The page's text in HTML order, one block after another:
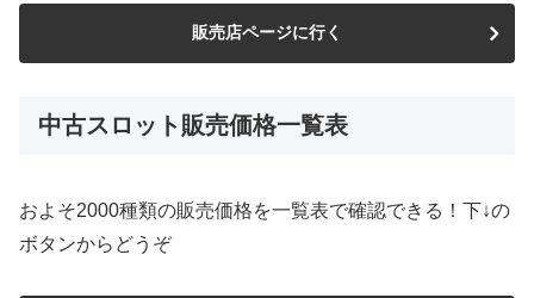
販売店ページに行く
中古スロット販売価格一覧表
およそ2000種類の販売価格を一覧表で確認できる！下↓の
ボタンからどうぞ